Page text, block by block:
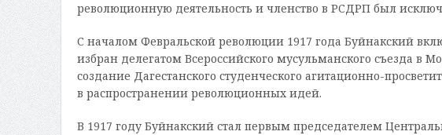
революционную деятельность и членство в РСДРП был
С началом Февральской революции 1917 года Буйнакский
избран делегатом Всероссийского мусульманского съезда в
создание Дагестанского студенческого агитационно-
в распространении революционных идей.
В 1917 году Буйнакский стал первым председателем